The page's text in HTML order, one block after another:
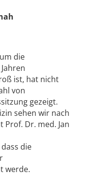
die
ist, hat nicht
von
gezeigt.
sehen wir nach
Dr. med. Jan
die
werde.